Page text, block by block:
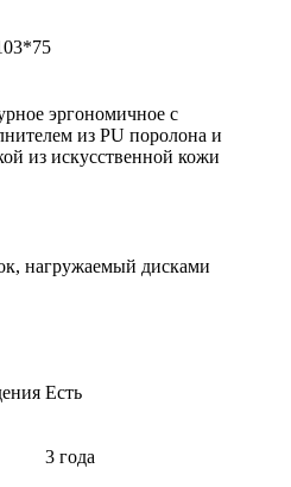
эргономичное с
из PU поролона и
из искусственной кожи
нагружаемый дисками
Есть
3 года